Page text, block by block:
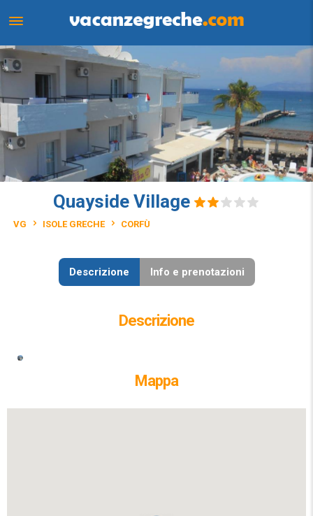
Quayside Village
VG ISOLE GRECHE CORFÙ
Descrizione Info e prenotazioni
Descrizione
Mappa